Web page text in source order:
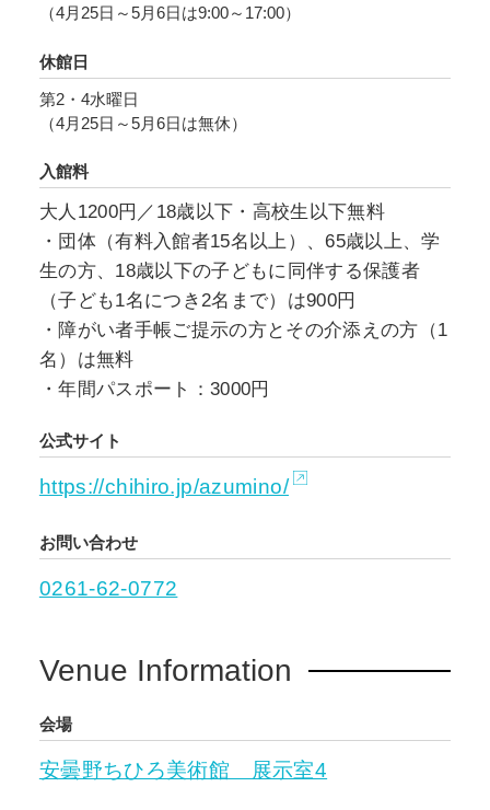
（4月25日～5月6日は9:00～17:00）
休館日
第2・4水曜日
（4月25日～5月6日は無休）
入館料
大人1200円／18歳以下・高校生以下無料
・団体（有料入館者15名以上）、65歳以上、学
生の方、18歳以下の子どもに同伴する保護者
（子ども1名につき2名まで）は900円
・障がい者手帳ご提示の方とその介添えの方（1
名）は無料
・年間パスポート：3000円
公式サイト
https://chihiro.jp/azumino/
お問い合わせ
0261-62-0772
Venue Information
会場
安曇野ちひろ美術館 展示室4